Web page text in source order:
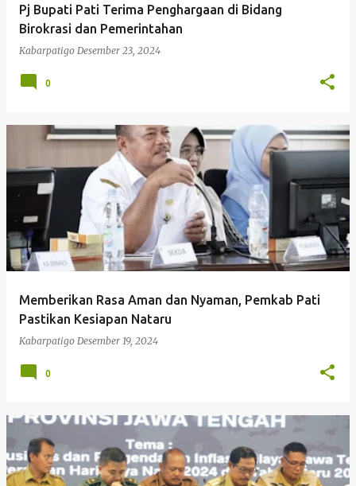
Pj Bupati Pati Terima Penghargaan di Bidang
Birokrasi dan Pemerintahan
Kabarpatigo Desember 23, 2024
0
Memberikan Rasa Aman dan Nyaman, Pemkab Pati
Pastikan Kesiapan Nataru
Kabarpatigo Desember 19, 2024
0